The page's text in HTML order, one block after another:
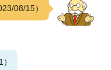
08/15）